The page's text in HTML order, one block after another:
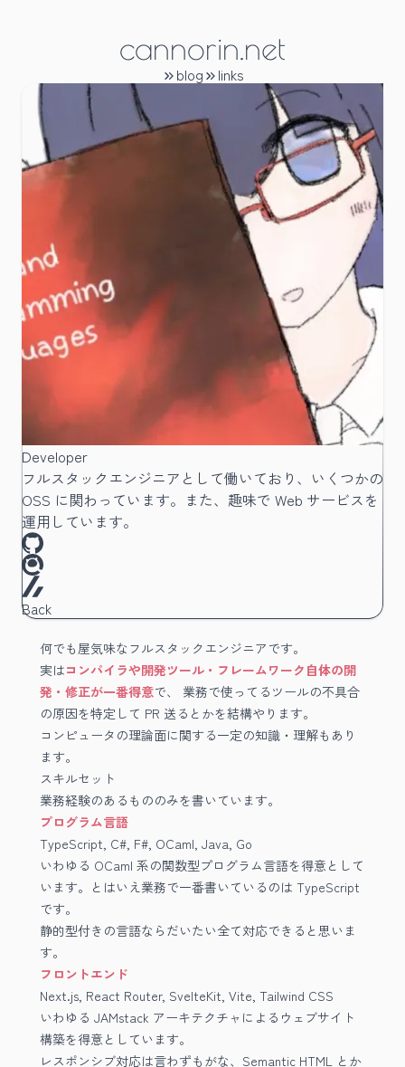
cannorin.net
blog
links
Developer
フルスタックエンジニアとして働いており、いくつかの
OSS に関わっています。また、趣味で Web サービスを
運用しています。
Back
何でも屋気味なフルスタックエンジニアです。
実はコンパイラや開発ツール・フレームワーク自体の開
発・修正が一番得意で、 業務で使ってるツールの不具合
の原因を特定して PR 送るとかを結構やります。
コンピュータの理論面に関する一定の知識・理解もあり
ます。
スキルセット
業務経験のあるもののみを書いています。
プログラム言語
TypeScript, C#, F#, OCaml, Java, Go
いわゆる OCaml 系の関数型プログラム言語を得意として
います。とはいえ業務で一番書いているのは TypeScript
です。
静的型付きの言語ならだいたい全て対応できると思いま
す。
フロントエンド
Next.js, React Router, SvelteKit, Vite, Tailwind CSS
いわゆる JAMstack アーキテクチャによるウェブサイト
構築を得意としています。
レスポンシブ対応は言わずもがな、Semantic HTML とか